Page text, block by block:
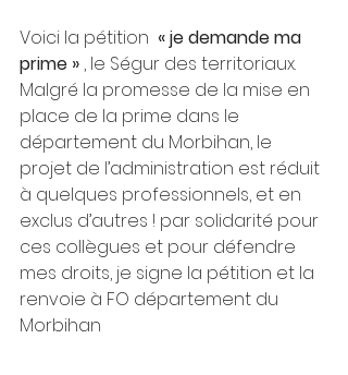
Voici la pétition « je demande ma
prime » , le Ségur des territoriaux.
Malgré la promesse de la mise en
place de la prime dans le
département du Morbihan, le
projet de l’administration est réduit
à quelques professionnels, et en
exclus d’autres ! par solidarité pour
ces collègues et pour défendre
mes droits, je signe la pétition et la
renvoie à FO département du
Morbihan